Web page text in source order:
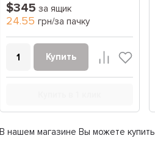
$345 за ящик
24.55 грн/за пачку
Купить
В нашем магазине Вы можете купить